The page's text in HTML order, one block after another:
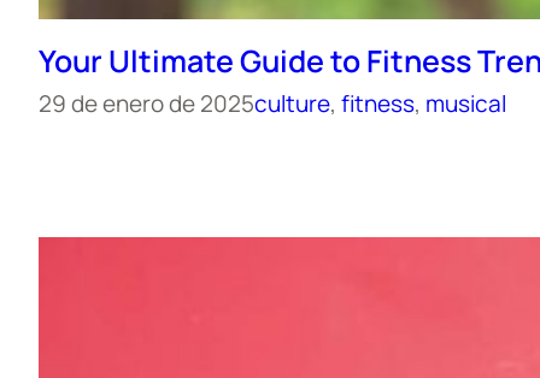
Your Ultimate Guide to Fitness
29 de enero de 2025culture, fitness, musical